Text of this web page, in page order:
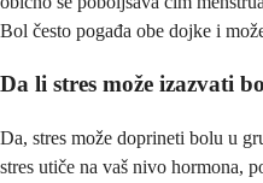
Bol često pogađa obe dojke i
Da li stres može izazvati
Da, stres može doprineti bolu u
stres utiče na vaš nivo hormona,